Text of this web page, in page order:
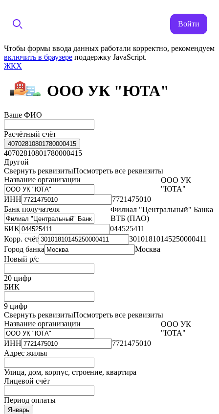
Войти
Чтобы формы ввода данных работали корректно, рекомендуем
включить в браузере поддержку JavaScript.
ЖКХ
ООО УК "ЮТА"
Ваше ФИО
Расчётный счёт
40702810801780000415
40702810801780000415
Другой
Свернуть реквизитыПосмотреть все реквизиты
Название организации
ООО УК
"ЮТА"
ИНН
7721475010
Банк получателя
Филиал "Центральный" Банка
ВТБ (ПАО)
БИК
044525411
Корр. счёт
30101810145250000411
Город банка
Москва
Новый р/с
20 цифр
БИК
9 цифр
Свернуть реквизитыПосмотреть все реквизиты
Название организации
ООО УК
"ЮТА"
ИНН
7721475010
Адрес жилья
Улица, дом, корпус, строение, квартира
Лицевой счёт
Период оплаты
Январь